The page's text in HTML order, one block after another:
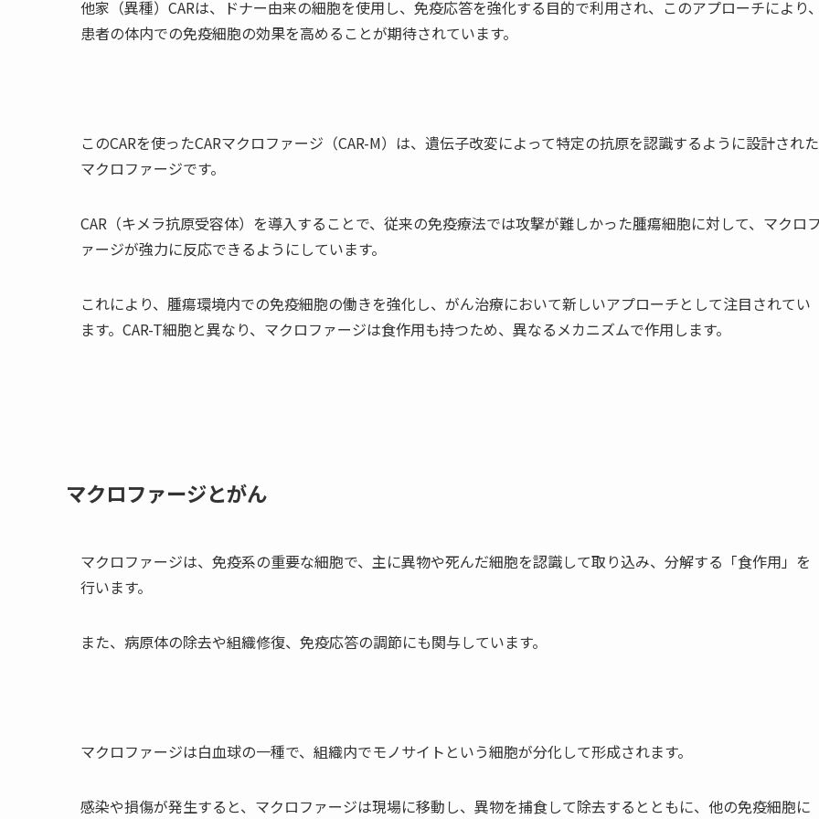
他家（異種）CARは、ドナー由来の細胞を使用し、免疫応答を強化する目的で利用され、このアプローチにより
患者の体内での免疫細胞の効果を高めることが期待されています。
このCARを使ったCARマクロファージ（CAR-M）は、遺伝子改変によって特定の抗原を認識するように設計された
マクロファージです。
CAR（キメラ抗原受容体）を導入することで、従来の免疫療法では攻撃が難しかった腫瘍細胞に対して、マクロ
ァージが強力に反応できるようにしています。
これにより、腫瘍環境内での免疫細胞の働きを強化し、がん治療において新しいアプローチとして注目されてい
ます。CAR-T細胞と異なり、マクロファージは食作用も持つため、異なるメカニズムで作用します。
マクロファージとがん
マクロファージは、免疫系の重要な細胞で、主に異物や死んだ細胞を認識して取り込み、分解する「食作用」を
行います。
また、病原体の除去や組織修復、免疫応答の調節にも関与しています。
マクロファージは白血球の一種で、組織内でモノサイトという細胞が分化して形成されます。
感染や損傷が発生すると、マクロファージは現場に移動し、異物を捕食して除去するとともに、他の免疫細胞に